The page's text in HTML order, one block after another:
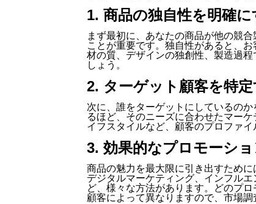
1. 商品の独自性を明確に
まず最初に、あなたの商品が他の競
ことが重要です。独自性があると、
材の質、デザインの独創性、製造過
しょう。
2. ターゲット顧客を特定
次に、誰をターゲットにしているの
るほど、そのニーズに合わせたマー
イフスタイルなど、顧客のプロファ
3. 効果的なプロモーシ
商品の魅力を最大限に引き出すため
デジタルマーケティング、インフル
ど、様々な方法があります。どのプ
顧客によって異なりますので、市場